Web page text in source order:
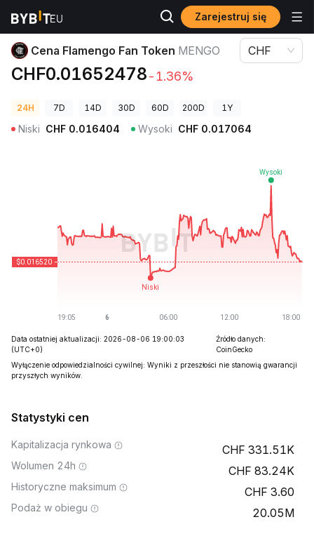
Zarejestruj się
Ceny kryptowalut Cena Flamengo Fan Token MENGO
Cena Flamengo Fan Token MENGO
CHF0.01652478-1.36%
CHF
24H 7D 14D 30D 60D 200D 1Y
Niski CHF 0.016404 Wysoki CHF 0.017064
Data ostatniej aktualizacji: 2026-08-06 19:00:03
(UTC+0)
Źródło danych:
CoinGecko
Wyłączenie odpowiedzialności cywilnej: Wyniki z przeszłości nie stanowią gwarancji
przyszłych wyników.
Statystyki cen
Kapitalizacja rynkowa 331.51K
Wolumen 24h 83.24K
Historyczne maksimum 3.60
Podaż w obiegu 20.05M